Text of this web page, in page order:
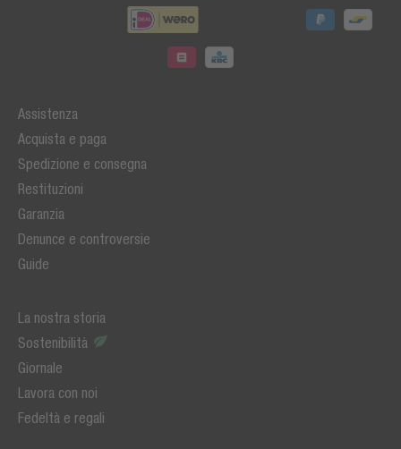
Assistenza
Acquista e paga
Spedizione e consegna
Restituzioni
Garanzia
Denunce e controversie
Guide
La nostra storia
Sostenibilità
Giornale
Lavora con noi
Fedeltà e regali